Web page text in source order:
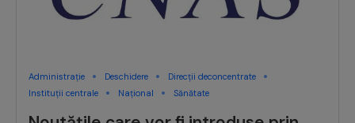
Administrație Deschidere
Direcții deconcentrate
Instituții centrale
Național Sănătate